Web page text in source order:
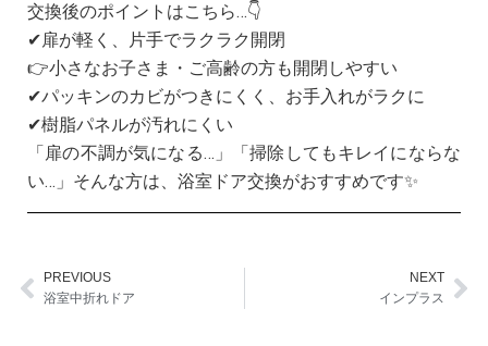
交換後のポイントはこちら…👇
✔扉が軽く、片手でラクラク開閉
👉小さなお子さま・ご高齢の方も開閉しやすい
✔パッキンのカビがつきにくく、お手入れがラクに
✔樹脂パネルが汚れにくい
「扉の不調が気になる…」「掃除してもキレイにならな
い…」そんな方は、浴室ドア交換がおすすめです✨
PrevPREVIOUS
浴室中折れドア
NEXT
インプラス